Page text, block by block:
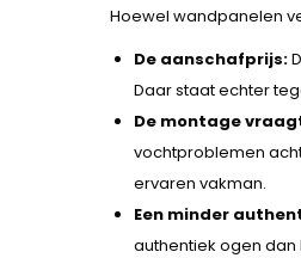
Hoewel wandpanelen
De aanschafprijs:
Daar staat echter
De montage
vochtproblemen
ervaren vakman.
Een minder
authentiek ogen